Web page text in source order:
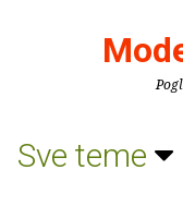
Sve teme